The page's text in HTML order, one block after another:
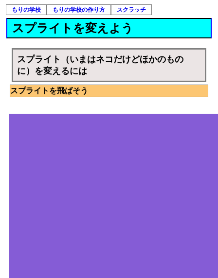
もりの学校 もりの学校の作り方 スクラッチ
スプライトを変えよう
スプライト（いまはネコだけどほかのもの
に）を変えるには
スプライトを飛ばそう